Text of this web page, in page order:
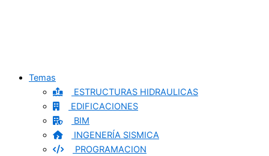
Temas
ESTRUCTURAS HIDRAULICAS
EDIFICACIONES
BIM
INGENERÍA SISMICA
PROGRAMACION